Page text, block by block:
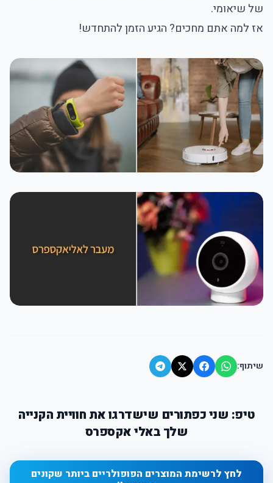
של שיאומי.
אז למה אתם מחכים? הגיע הזמן להתחדש!
שיתוף:
טיפ: שני כפתורים שישדרגו את חוויית הקנייה
שלך באלי אקספרס
לחץ לרשימת המוצרים הפופולריים ביותר שקונים